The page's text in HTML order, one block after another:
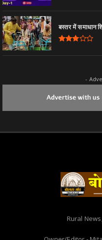
बस्तर में समाधान
-
Rural